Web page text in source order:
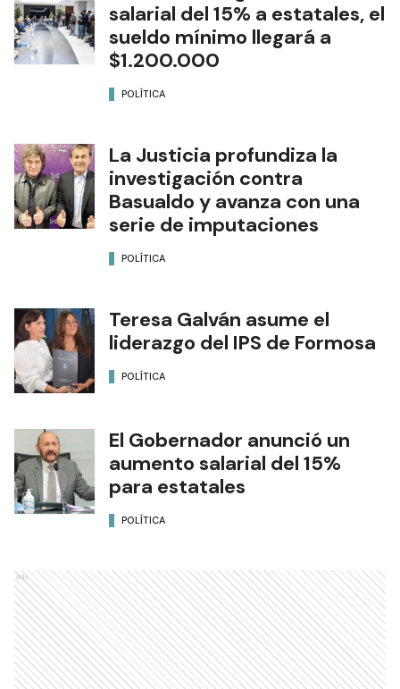
salarial del 15% a estatales, el
sueldo mínimo llegará a
$1.200.000
POLÍTICA
La Justicia profundiza la
investigación contra
Basualdo y avanza con una
serie de imputaciones
POLÍTICA
Teresa Galván asume el
liderazgo del IPS de Formosa
POLÍTICA
El Gobernador anunció un
aumento salarial del 15%
para estatales
POLÍTICA
Ads